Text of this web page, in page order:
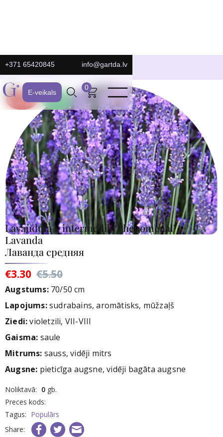
+371 65420845 info@gartda.lv
E-veikals
0
E-Veikals
ATLAIDE:
-40%
POPULĀRS
L-M
Lavandula x intermedia ‘Phenomenal’
Lavanda
Лаванда средняя
€3.30 €5.50
Augstums:70/50 cm
Lapojums:sudrabains, aromātisks, mūžzaļš
Ziedi:violetzili, VII-VIII
Gaisma: saule
Mitrums: sauss, vidēji mitrs
Augsne: pieticīga augsne, vidēji bagāta augsne
Noliktavā: 0 gb.
Preces kods:
Tagus: Populārs
Share: